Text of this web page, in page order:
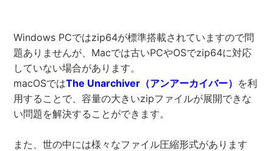
Windows PCではzip64が標準搭載されていますので問
題ありませんが、Macでは古いPCやOSでzip64に対応
していない場合があります。
macOSではThe Unarchiver（アンアーカイバー） を利
用することで、容量の大きいzipファイルが展開できな
い問題を解決することができます。
また、世の中には様々なファイル圧縮形式があります